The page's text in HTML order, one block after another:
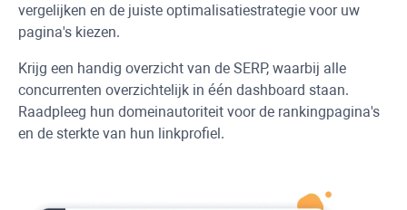
vergelijken en de juiste optimalisatiestrategie voor uw
pagina's kiezen.
Krijg een handig overzicht van de SERP, waarbij alle
concurrenten overzichtelijk in één dashboard staan.
Raadpleeg hun domeinautoriteit voor de rankingpagina's
en de sterkte van hun linkprofiel.